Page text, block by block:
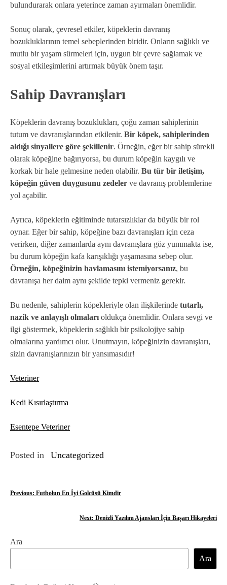
bulundurarak onlara yeterince zaman ayırmaları önemlidir.
Sonuç olarak, çevresel etkiler, köpeklerin davranış
bozukluklarının temel sebeplerinden biridir. Onların sağlıklı ve
mutlu bir yaşam sürmeleri için, uygun bir çevre sağlamak ve
sosyal etkileşimlerini artırmak büyük önem taşır.
Sahip Davranışları
Köpeklerin davranış bozuklukları, çoğu zaman sahiplerinin
tutum ve davranışlarından etkilenir. Bir köpek, sahiplerinden
aldığı sinyallere göre şekillenir. Örneğin, eğer bir sahip sürekli
olarak köpeğine bağırıyorsa, bu durum köpeğin kaygılı ve
korkak bir hale gelmesine neden olabilir. Bu tür bir iletişim,
köpeğin güven duygusunu zedeler ve davranış problemlerine
yol açabilir.
Ayrıca, köpeklerin eğitiminde tutarsızlıklar da büyük bir rol
oynar. Eğer bir sahip, köpeğine bazı davranışları için ceza
verirken, diğer zamanlarda aynı davranışlara göz yummakta ise,
bu durum köpeğin kafa karışıklığı yaşamasına sebep olur.
Örneğin, köpeğinizin havlamasını istemiyorsanız, bu
davranışa her daim aynı şekilde tepki vermeniz gerekir.
Bu nedenle, sahiplerin köpekleriyle olan ilişkilerinde tutarlı,
nazik ve anlayışlı olmaları oldukça önemlidir. Onlara sevgi ve
ilgi göstermek, köpeklerin sağlıklı bir psikolojiye sahip
olmalarına yardımcı olur. Unutmayın, köpeğinizin davranışları,
sizin davranışlarınızın bir yansımasıdır!
Veteriner
Kedi Kısırlaştırma
Esentepe Veteriner
Posted in Uncategorized
Y
ı
g
Previous: Futbolun En İyi Golcüsü Kimdir
Next: Denizli Yazılım Ajansları İçin Başarı Hikayeleri
Ara
Ara